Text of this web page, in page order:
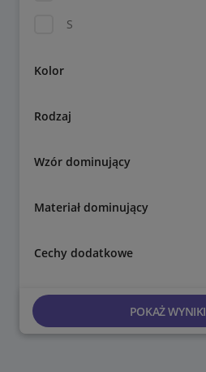
S
Kolor
Rodzaj
Wzór dominujący
Materiał dominujący
Cechy dodatkowe
POKAŻ WYNIKI